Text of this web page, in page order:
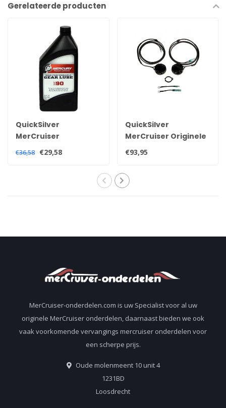
Gerelateerde producten
QuickSilver
MerCruiser
Quicksilver high
performance
€36,58 €29,58
QuickSilver
MerCruiser Originele
trim sensor en
zender kit voor alle
staartstukken
€93,95
MerCruiser-onderdelen.com is uw Specialist voor al uw
originele MerCruiser onderdelen, daarnaast bieden we ook
vaak voorkomende vervangings mercruiser onderdelen voor
een scherpe prijs.
Oude molenmeent 10 unit 4
1231BD
Loosdrecht